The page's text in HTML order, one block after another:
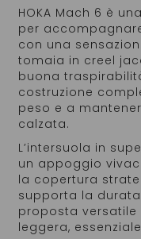
HOKA Mach 6 è
per
con una
tomaia in creel
buona
costruzione
peso e a
calzata.
L’intersuola in
un appoggio
la copertura
supporta la
proposta
leggera,